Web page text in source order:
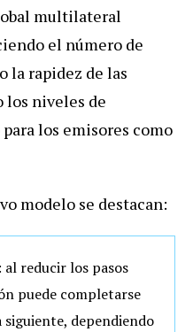
multilateral
el número de
la rapidez de las
los niveles de
los emisores como
modelo se destacan:
: al reducir los pasos
puede completarse
dependiendo